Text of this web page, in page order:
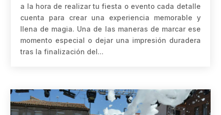
a la hora de realizar tu fiesta o evento cada detalle
cuenta para crear una experiencia memorable y
llena de magia. Una de las maneras de marcar ese
momento especial o dejar una impresión duradera
tras la finalización del...